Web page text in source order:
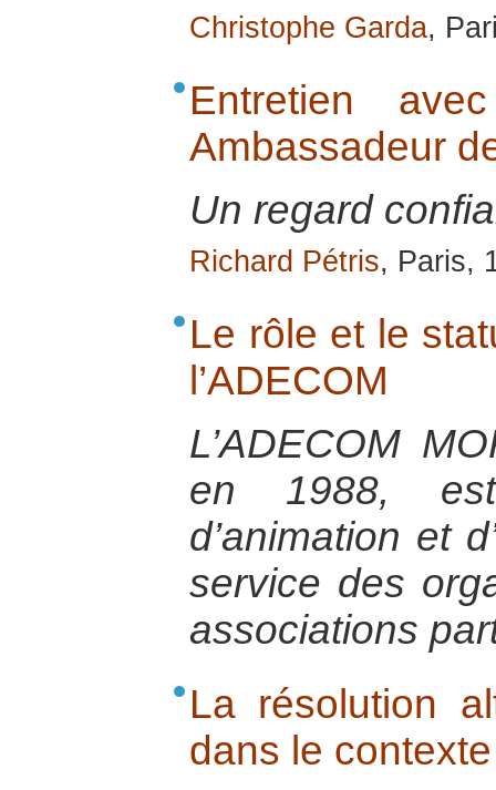
Christophe Garda,
Entretien
Ambassadeur
Un regard
Richard Pétris, Paris,
Le rôle et le
l’ADECOM
L’ADECOM
en 1988,
d’animation et
service des
associations
La résolution
dans le